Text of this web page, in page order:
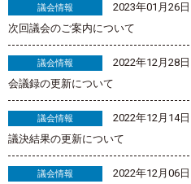
議会情報
2023年01月26日
次回議会のご案内について
議会情報
2022年12月28日
会議録の更新について
議会情報
2022年12月14日
議決結果の更新について
議会情報
2022年12月06日